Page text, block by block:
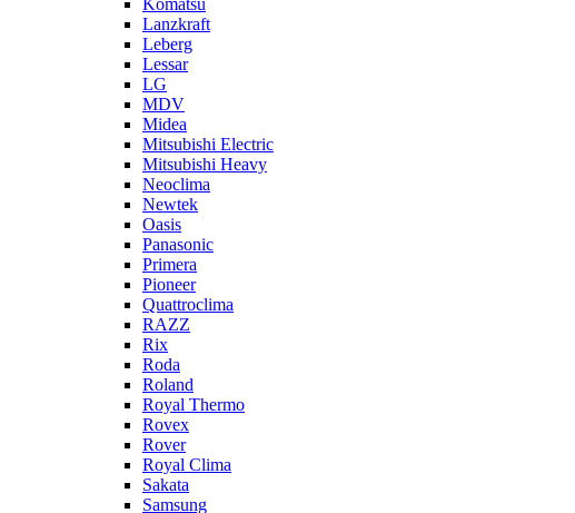
Komatsu
Lanzkraft
Leberg
Lessar
LG
MDV
Midea
Mitsubishi Electric
Mitsubishi Heavy
Neoclima
Newtek
Oasis
Panasonic
Primera
Pioneer
Quattroclima
RAZZ
Rix
Roda
Roland
Royal Thermo
Rovex
Rover
Royal Clima
Sakata
Samsung